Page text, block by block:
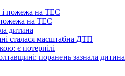
на ТЕС
дитина
сталася масштабна ДТП
є потерпілі
поранень зазнала дитина